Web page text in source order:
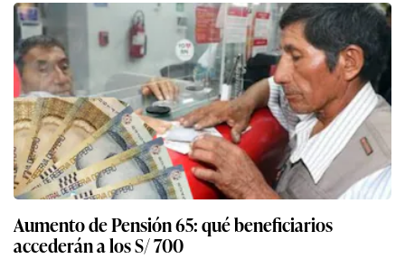
Aumento de Pensión 65: qué beneficiarios
accederán a los S/ 700